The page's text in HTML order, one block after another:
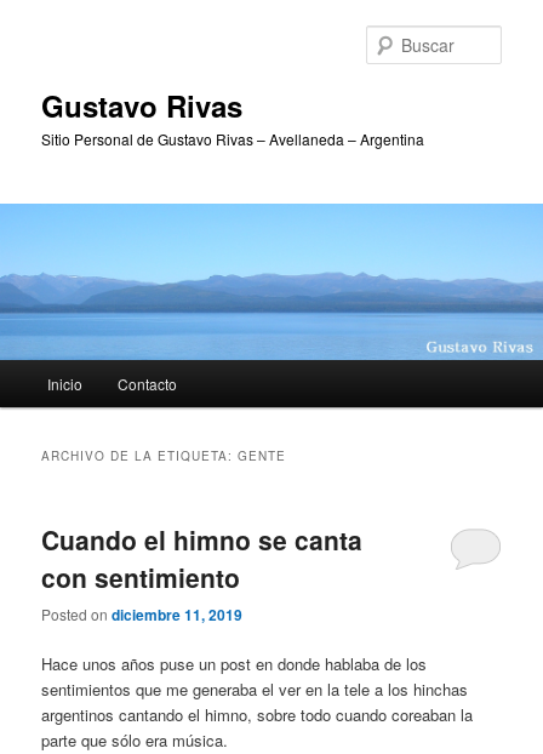
Gustavo Rivas
Sitio Personal de Gustavo Rivas – Avellaneda – Argentina
principal
Inicio Contacto
ARCHIVO DE LA ETIQUETA:GENTE
Cuando el himno se canta
con sentimiento
Posted ondiciembre 11, 2019
Hace unos años puse un post en donde hablaba de los
sentimientos que me generaba el ver en la tele a los hinchas
argentinos cantando el himno, sobre todo cuando coreaban la
parte que sólo era música.